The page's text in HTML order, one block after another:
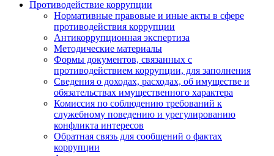
Противодействие коррупции
Нормативные правовые и иные акты в сфере
противодействия коррупции
Антикоррупционная экспертиза
Методические материалы
Формы документов, связанных с
противодействием коррупции, для заполнения
Сведения о доходах, расходах, об имуществе и
обязательствах имущественного характера
Комиссия по соблюдению требований к
служебному поведению и урегулированию
конфликта интересов
Обратная связь для сообщений о фактах
коррупции